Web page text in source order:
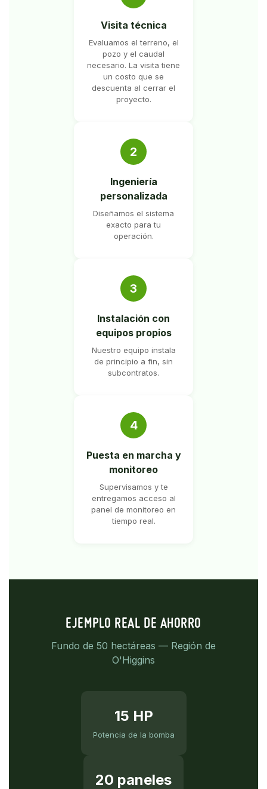
Visita técnica
Evaluamos el terreno, el
pozo y el caudal
necesario. La visita tiene
un costo que se
descuenta al cerrar el
proyecto.
2
Ingeniería
personalizada
Diseñamos el sistema
exacto para tu
operación.
3
Instalación con
equipos propios
Nuestro equipo instala
de principio a fin, sin
subcontratos.
4
Puesta en marcha y
monitoreo
Supervisamos y te
entregamos acceso al
panel de monitoreo en
tiempo real.
EJEMPLO REAL DE AHORRO
Fundo de 50 hectáreas — Región de
O'Higgins
15 HP
Potencia de la bomba
20 paneles